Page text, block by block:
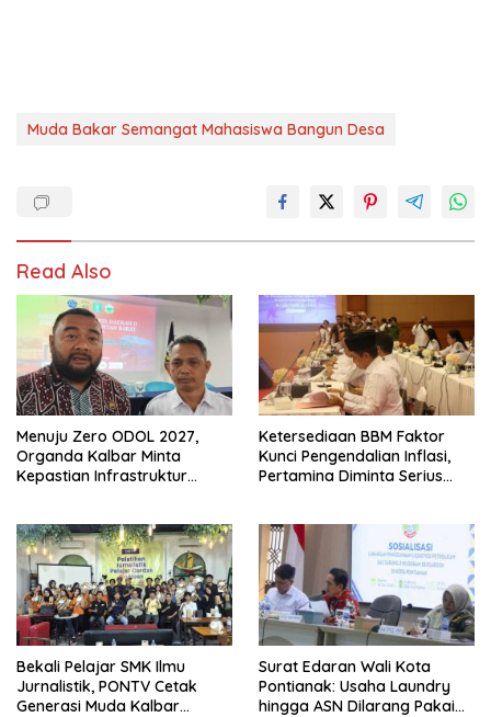
Muda Bakar Semangat Mahasiswa Bangun Desa
Read Also
Menuju Zero ODOL 2027,
Organda Kalbar Minta
Kepastian Infrastruktur
Ketersediaan BBM Faktor
Kunci Pengendalian Inflasi,
Pertamina Diminta Serius
Bekali Pelajar SMK Ilmu
Jurnalistik, PONTV Cetak
Generasi Muda Kalbar
Surat Edaran Wali Kota
Pontianak: Usaha Laundry
hingga ASN Dilarang Pakai